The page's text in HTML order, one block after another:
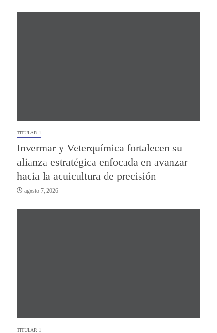
TITULAR 1
Invermar y Veterquímica fortalecen su
alianza estratégica enfocada en avanzar
hacia la acuicultura de precisión
agosto 7, 2026
TITULAR 1